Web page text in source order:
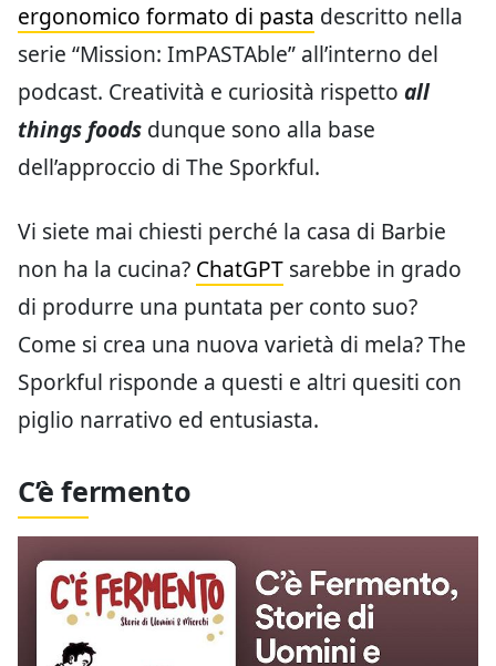
ergonomico formato di pasta descritto nella
serie “Mission: ImPASTAble” all’interno del
podcast. Creatività e curiosità rispetto all
things foods dunque sono alla base
dell’approccio di The Sporkful.
Vi siete mai chiesti perché la casa di Barbie
non ha la cucina? ChatGPT sarebbe in grado
di produrre una puntata per conto suo?
Come si crea una nuova varietà di mela? The
Sporkful risponde a questi e altri quesiti con
piglio narrativo ed entusiasta.
C’è fermento